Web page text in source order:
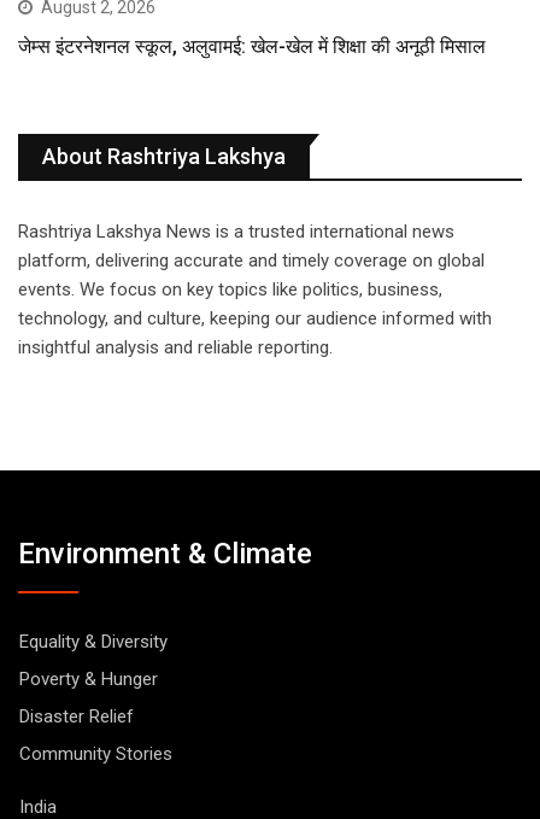
August 2, 2026
जेम्स इंटरनेशनल स्कूल, अलुवामई: खेल-खेल में शिक्षा की अनूठी मिसाल
About Rashtriya Lakshya
Rashtriya Lakshya News is a trusted international news
platform, delivering accurate and timely coverage on global
events. We focus on key topics like politics, business,
technology, and culture, keeping our audience informed with
insightful analysis and reliable reporting.
Environment & Climate
Equality & Diversity
Poverty & Hunger
Disaster Relief
Community Stories
India